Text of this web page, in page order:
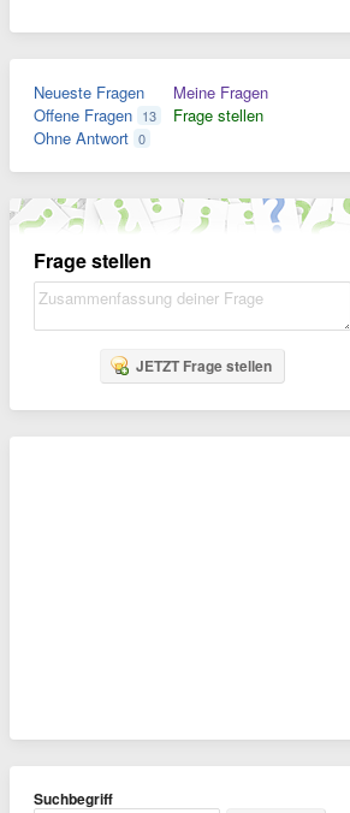
Neueste Fragen
Offene Fragen 13
Ohne Antwort 0
Meine Fragen
Frage stellen
Frage stellen
JETZT Frage stellen
Suchbegriff